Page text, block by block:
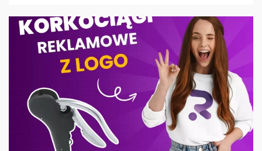
7 min read